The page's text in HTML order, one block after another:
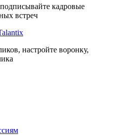
кадровые
встреч
настройте воронку,